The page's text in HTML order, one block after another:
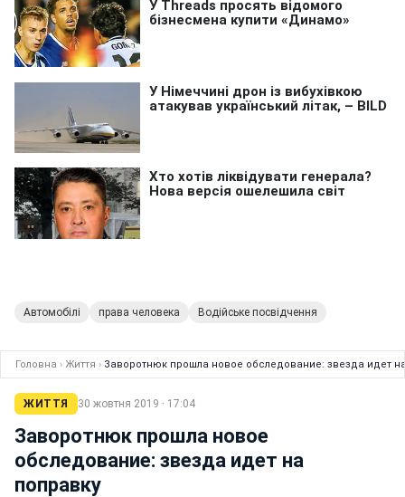
Автомобілі права человека Водійське посвідчення
Головна › Життя › Заворотнюк прошла новое обследование: звезда идет
ЖИТТЯ 30 жовтня 2019 · 17:04
Заворотнюк прошла новое
обследование: звезда идет на
поправку